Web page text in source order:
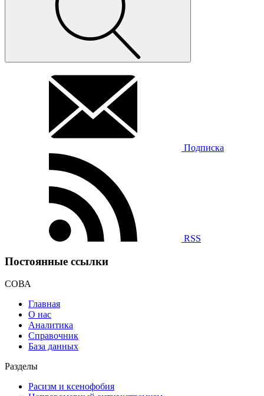
Подписка
RSS
Постоянные ссылки
СОВА
Главная
О нас
Аналитика
Справочник
База данных
Разделы
Расизм и ксенофобия